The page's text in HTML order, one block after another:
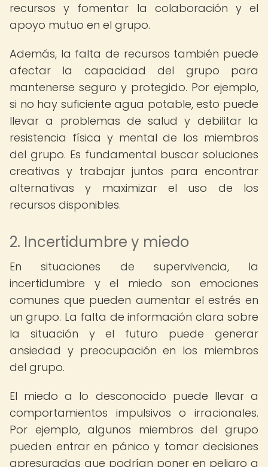
recursos y fomentar la colaboración y el
apoyo mutuo en el grupo.
Además, la falta de recursos también puede
afectar la capacidad del grupo para
mantenerse seguro y protegido. Por ejemplo,
si no hay suficiente agua potable, esto puede
llevar a problemas de salud y debilitar la
resistencia física y mental de los miembros
del grupo. Es fundamental buscar soluciones
creativas y trabajar juntos para encontrar
alternativas y maximizar el uso de los
recursos disponibles.
2. Incertidumbre y miedo
En situaciones de supervivencia, la
incertidumbre y el miedo son emociones
comunes que pueden aumentar el estrés en
un grupo. La falta de información clara sobre
la situación y el futuro puede generar
ansiedad y preocupación en los miembros
del grupo.
El miedo a lo desconocido puede llevar a
comportamientos impulsivos o irracionales.
Por ejemplo, algunos miembros del grupo
pueden entrar en pánico y tomar decisiones
apresuradas que podrían poner en peligro a